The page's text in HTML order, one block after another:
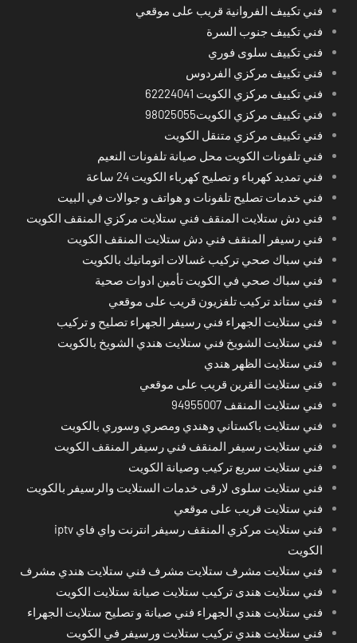
فني تكييف الفروانية قريب على موقعي
فني تكييف جنوب السرة
فني تكييف سلوى فوري
فني تكييف مركزي الفردوس
فني تكييف مركزي الكويت 62224041
فني تكييف مركزي الكويت98025055
فني تكييف مركزي متنقل الكويت
فني تلفونات الكويت محل صيانة تلفونات النعيم
فني تمديد كهرباء و تصليح كهرباء الكويت 24 ساعة
فني خدمات تصليح تلفونات و هواتف و جوالات في البيت
فني دش ستلايت المنقف فني ستلايت مركزي المنقف الكويت
فني رسيفر المنقف فني دش ستلايت المنقف الكويت
فني سباك صحي تركيب غسالات اتوماتيك بالكويت
فني سباك صحي في الكويت تأمين ادوات صحية
فني ستاند تركيب تلفزيون قريب على موقعي
فني ستلايت الجهراء فني رسيفر الجهراء تصليح و تركيب
فني ستلايت الشويخ فني ستلايت هندي الشويخ بالكويت
فني ستلايت الظهر هندي
فني ستلايت القرين قريب على موقعي
فني ستلايت المنقف 94955007
فني ستلايت باكستاني وهندي ومصري وسوري بالكويت
فني ستلايت رسيفر المنقف فني رسيفر المنقف الكويت
فني ستلايت سريع تركيب وصيانة الكويت
فني ستلايت سلوى لارقى خدمات الستلايت والرسيفر بالكويت
فني ستلايت قريب على موقعي
فني ستلايت مركزي المنقف رسيفر انترنت واي فاي iptv
الكويت
فني ستلايت مشرف ستلايت مشرف فني ستلايت هندي مشرف
فني ستلايت هندى تركيب ستلايت صيانة ستلايت الكويت
فني ستلايت هندي الجهراء فني صيانة و تصليح ستلايت الجهراء
فني ستلايت هندي تركيب ستلايت ورسيفر في الكويت